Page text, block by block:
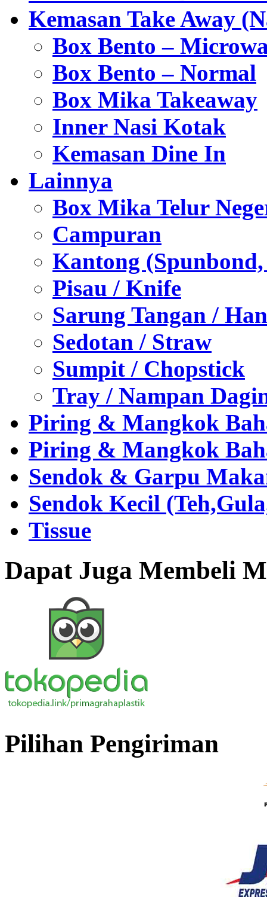
Kemasan Take Away
Box Bento –
Box Bento – Normal
Box Mika Takeaway
Inner Nasi Kotak
Kemasan Dine In
Lainnya
Box Mika Telur
Campuran
Kantong
Pisau / Knife
Sarung Tangan /
Sedotan / Straw
Sumpit / Chopstick
Tray / Nampan
Piring & Mangkok
Piring & Mangkok
Sendok & Garpu
Sendok Kecil
Tissue
Dapat Juga Membeli
Pilihan Pengiriman